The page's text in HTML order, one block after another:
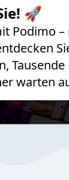
🚀
Podimo –
Tausende
warten